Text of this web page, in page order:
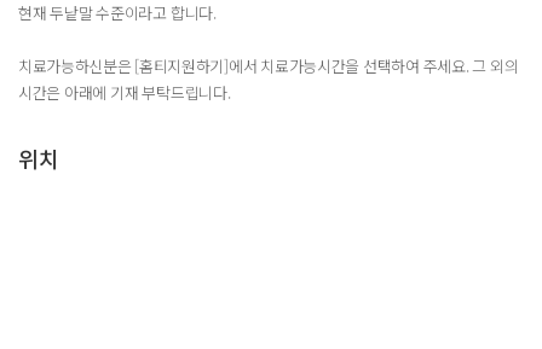
현재 두낱말 수준이라고 합니다.
치료가능하신분은 [홈티지원하기]에서 치료가능시간을 선택하여 주세요. 그 외의
시간은 아래에 기재 부탁드립니다.
위치